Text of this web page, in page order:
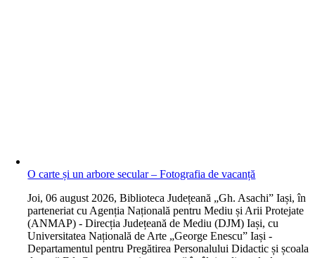
O carte și un arbore secular – Fotografia de vacanță
Joi, 06 august 2026, Biblioteca Județeană „Gh. Asachi” Iași, în
parteneriat cu Agenția Națională pentru Mediu și Arii Protejate
(ANMAP) - Direcția Județeană de Mediu (DJM) Iași, cu
Universitatea Națională de Arte „George Enescu” Iași -
Departamentul pentru Pregătirea Personalului Didactic și școala